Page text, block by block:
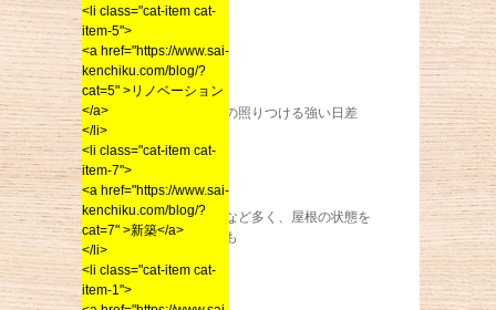
ここ近年、夏場の照りつける強い日差
勢いの強い台風など多く、屋根の状態を
心配している方も
<li class="cat-item cat-
item-5">
<a href="https://www.sai-
kenchiku.com/blog/?
cat=5" >リノベーション
</a>
</li>
<li class="cat-item cat-
item-7">
<a href="https://www.sai-
kenchiku.com/blog/?
cat=7" >新築</a>
</li>
<li class="cat-item cat-
item-1">